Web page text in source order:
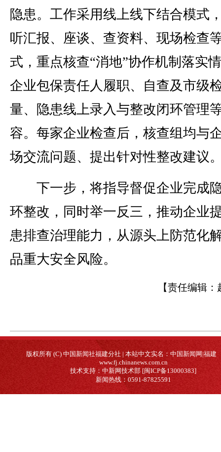
隐患。工作采用线上线下结合模式
听汇报、座谈、查资料、现场检查
式，重点核查“消地”协作机制落实
企业包保责任人履职、自查及市级
量、隐患线上录入与整改闭环管理
容。每家企业检查后，核查组均与
场交流问题、提出针对性整改建议
下一步，将指导督促企业完成
环整改，同时举一反三，推动企业
患排查治理能力，从源头上防范化
品重大安全风险。
【责任编辑：
版权所有 (C) 中国新闻社福建分社 | 本站中文实名：中国新闻网|福建
www.fj.chinanews.com.cn
技术支持：中新网技术部 [闽ICP备13000383]
新闻热线：0591-87825591